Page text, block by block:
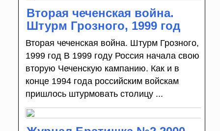
Вторая чеченская война.
Штурм Грозного, 1999 год
Вторая чеченская война. Штурм Грозного,
1999 год В 1999 году Россия начала свою
вторую Чеченскую кампанию. Как и в
конце 1994 года российским войскам
пришлось штурмовать столицу ...